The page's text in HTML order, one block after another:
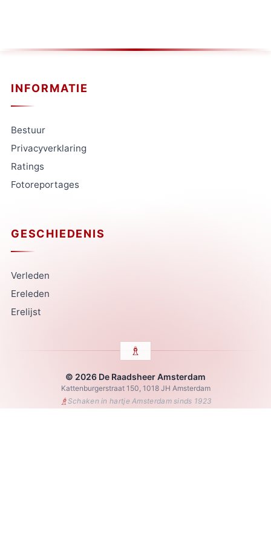
INFORMATIE
Bestuur
Privacyverklaring
Ratings
Fotoreportages
GESCHIEDENIS
Verleden
Ereleden
Erelijst
© 2026 De Raadsheer Amsterdam
Kattenburgerstraat 150, 1018 JH Amsterdam
♗Schaken in hartje Amsterdam sinds 1923